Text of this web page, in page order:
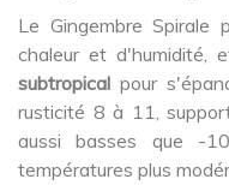
Le Gingembre Spirale
chaleur et d'humidité,
subtropical pour
rusticité 8 à 11,
aussi basses que -
températures plus